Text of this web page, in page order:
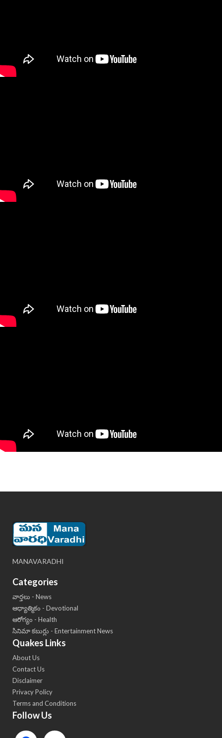
MANAVARADHI
Categories
వార్తలు - News
ఆధ్యాత్మికం - Devotional
ఆరోగ్యం - Health
సినిమా కబుర్లు - Entertainment News
Quakes Links
About Us
Contact Us
Disclaimer
Privacy Policy
Terms and Conditions
Follow Us